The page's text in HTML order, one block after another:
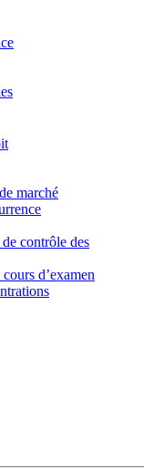
marché
contrôle des
d’examen